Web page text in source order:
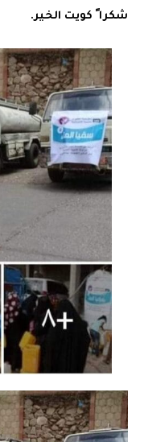
شكرا ً كويت الخير.